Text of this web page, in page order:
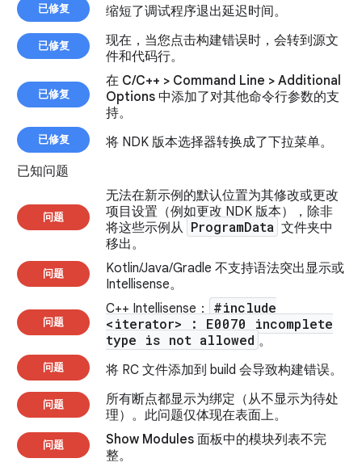
已修复 缩短了调试程序退出延迟时间。
已修复
现在，当您点击构建错误时，会转到源文
件和代码行。
已修复
在 C/C++ > Command Line > Additional
Options 中添加了对其他命令行参数的支
持。
已修复
将 NDK 版本选择器转换成了下拉菜单。
已知问题
问题
无法在新示例的默认位置为其修改或更改
项目设置（例如更改 NDK 版本），除非
将这些示例从 ProgramData 文件夹中
移出。
问题
Kotlin/Java/Gradle 不支持语法突出显示或
Intellisense。
问题
C++ Intellisense：
#include
<iterator> : E0070 incomplete
type is not allowed 。
问题 将 RC 文件添加到 build 会导致构建错误。
问题
所有断点都显示为绑定（从不显示为待处
理）。此问题仅体现在表面上。
问题 Show Modules 面板中的模块列表不完
整。